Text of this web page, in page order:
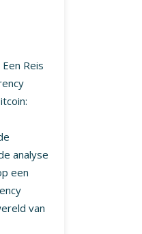
Reis
analyse
een
van